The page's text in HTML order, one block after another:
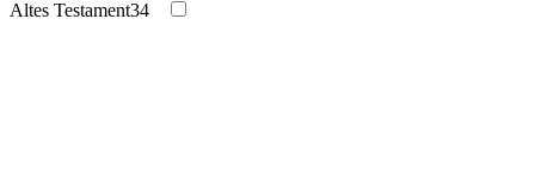
Altes Testament34